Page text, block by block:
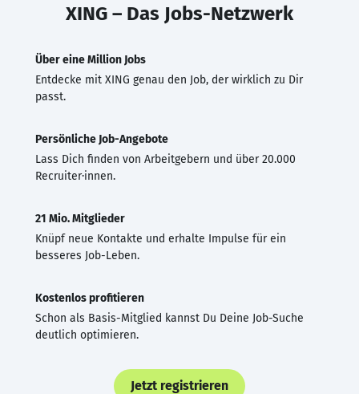
XING – Das Jobs-Netzwerk
Über eine Million Jobs
Entdecke mit XING genau den Job, der wirklich zu Dir
passt.
Persönliche Job-Angebote
Lass Dich finden von Arbeitgebern und über 20.000
Recruiter·innen.
21 Mio. Mitglieder
Knüpf neue Kontakte und erhalte Impulse für ein
besseres Job-Leben.
Kostenlos profitieren
Schon als Basis-Mitglied kannst Du Deine Job-Suche
deutlich optimieren.
Jetzt registrieren